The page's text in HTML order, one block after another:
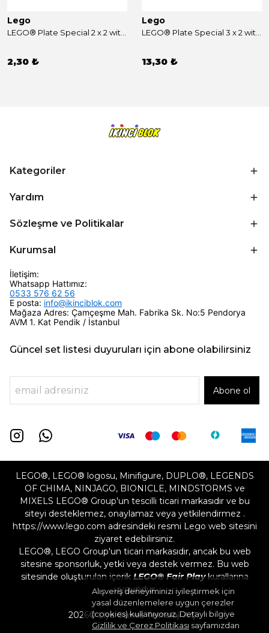
Alışveriş deneyiminizi iyileştirmek için
yasal düzenlemelere uygun çerezler
(cookies) kullanıyoruz. Detaylı bilgiye
Gizlilik ve Çerez Politikası sayfamızdan
Lego
2,30 ₺
Lego
13,30 ₺
Kategoriler
Yardım
Sözleşme ve Politikalar
Kurumsal
İletişim:
Whatsapp Hattımız:
0533 576 62 56
E posta: info@ikinciblok.com
Mağaza Adres: Çamçeşme Mah. Fabrika Sk. No:5 Pendorya
AVM 1. Kat Pendik / İstanbul
Güncel set listesi duyuruları için abone olabilirsiniz
Abone ol
LEGO®, LEGO® logosu, Minifigure, DUPLO®, LEGENDS
OF CHIMA, NINJAGO, BIONICLE, MINDSTORMS ve
MIXELS LEGO® Group'un tescilli ticari markasıdır ve bu
siteyi desteklemez, onaylamaz veya yetkilendirmez .
https://www.lego.com adresindeki resmi Lego web sitesini
ziyaret edebilirsiniz.
LEGO®, LEGO Group'un ticari markasıdır, ancak bu web
sitesine sponsorluk, yetki veya destek vermez. Bu web
sitesinde oluşturulan içerik LEGO® Fair Playkurallarına
uygundur
2026©Liya Games Teknoloji A.Ş.